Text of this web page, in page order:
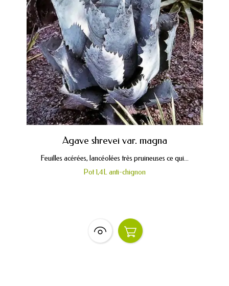
Agave shrevei var. magna
Feuilles acérées, lancéolées très pruineuses ce qui...
Pot 1,4L anti-chignon